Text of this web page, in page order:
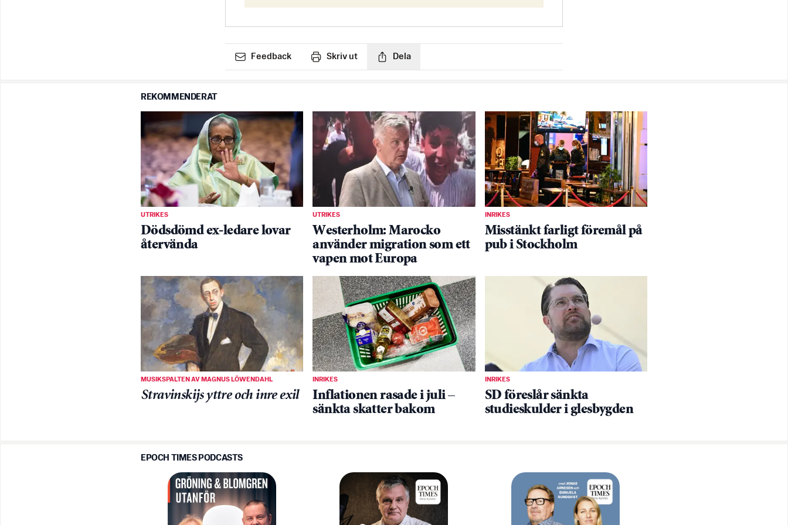
Feedback Skriv ut Dela
REKOMMENDERAT
UTRIKES
Dödsdömd ex-ledare lovar
återvända
UTRIKES
Westerholm: Marocko
använder migration som ett
vapen mot Europa
INRIKES
Misstänkt farligt föremål på
pub i Stockholm
MUSIKSPALTEN AV MAGNUS LÖWENDAHL
Stravinskijs yttre och inre exil
INRIKES
Inflationen rasade i juli –
sänkta skatter bakom
INRIKES
SD föreslår sänkta
studieskulder i glesbygden
EPOCH TIMES PODCASTS